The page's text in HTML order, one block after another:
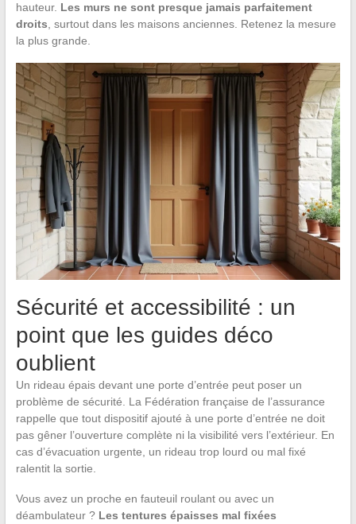
hauteur. Les murs ne sont presque jamais parfaitement
droits, surtout dans les maisons anciennes. Retenez la mesure
la plus grande.
Sécurité et accessibilité : un
point que les guides déco
oublient
Un rideau épais devant une porte d’entrée peut poser un
problème de sécurité. La Fédération française de l’assurance
rappelle que tout dispositif ajouté à une porte d’entrée ne doit
pas gêner l’ouverture complète ni la visibilité vers l’extérieur. En
cas d’évacuation urgente, un rideau trop lourd ou mal fixé
ralentit la sortie.
Vous avez un proche en fauteuil roulant ou avec un
déambulateur ? Les tentures épaisses mal fixées